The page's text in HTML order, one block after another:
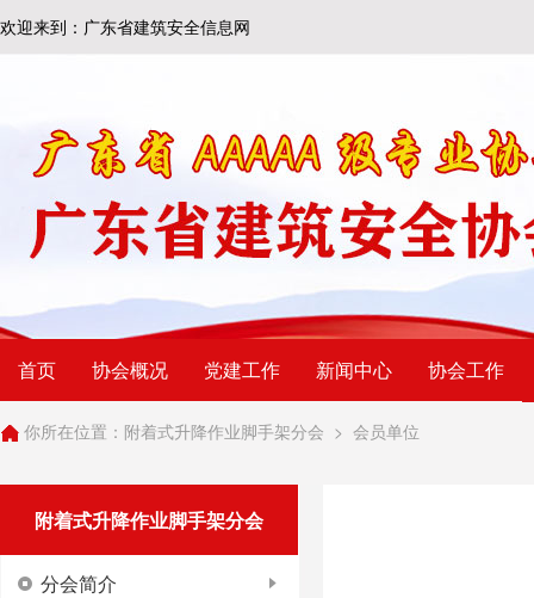
欢迎来到：广东省建筑安全信息网
首页 协会概况 党建工作 新闻中心 协会工作
你所在位置： 附着式升降作业脚手架分会 > 会员单位
附着式升降作业脚手架分会
分会简介